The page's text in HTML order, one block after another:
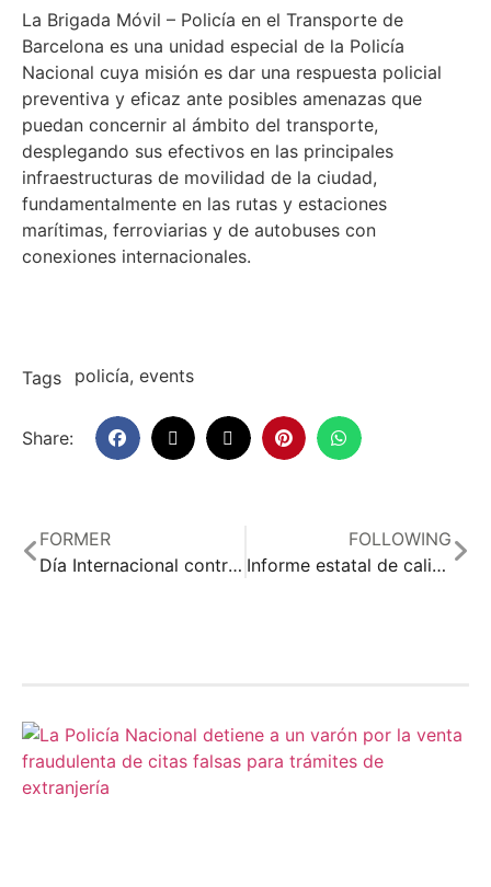
La Brigada Móvil – Policía en el Transporte de
Barcelona es una unidad especial de la Policía
Nacional cuya misión es dar una respuesta policial
preventiva y eficaz ante posibles amenazas que
puedan concernir al ámbito del transporte,
desplegando sus efectivos en las principales
infraestructuras de movilidad de la ciudad,
fundamentalmente en las rutas y estaciones
marítimas, ferroviarias y de autobuses con
conexiones internacionales.
Tags policía, events
Share:
FORMER
Día Internacional contra la Contaminación Electromagnética
FOLLOWING
Informe estatal de calidad del aire 2025